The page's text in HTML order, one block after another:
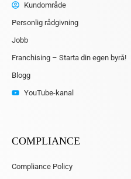
Kundområde
Personlig rådgivning
Jobb
Franchising – Starta din egen byrå!
Blogg
YouTube-kanal
COMPLIANCE
Compliance Policy